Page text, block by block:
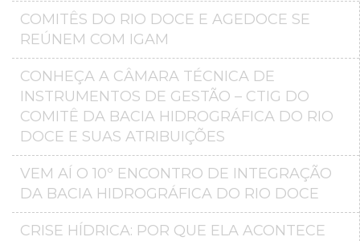
COMITÊS DO RIO DOCE E AGEDOCE SE
REÚNEM COM IGAM
CONHEÇA A CÂMARA TÉCNICA DE
INSTRUMENTOS DE GESTÃO – CTIG DO
COMITÊ DA BACIA HIDROGRÁFICA DO RIO
DOCE E SUAS ATRIBUIÇÕES
VEM AÍ O 10º ENCONTRO DE INTEGRAÇÃO
DA BACIA HIDROGRÁFICA DO RIO DOCE
CRISE HÍDRICA: POR QUE ELA ACONTECE